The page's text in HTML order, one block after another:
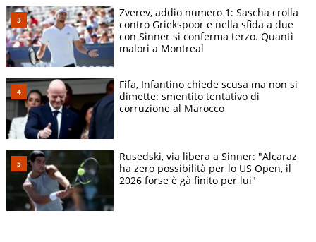
Zverev, addio numero 1: Sascha crolla
contro Griekspoor e nella sfida a due
con Sinner si conferma terzo. Quanti
malori a Montreal
Fifa, Infantino chiede scusa ma non si
dimette: smentito tentativo di
corruzione al Marocco
Rusedski, via libera a Sinner: "Alcaraz
ha zero possibilità per lo US Open, il
2026 forse è gà finito per lui"